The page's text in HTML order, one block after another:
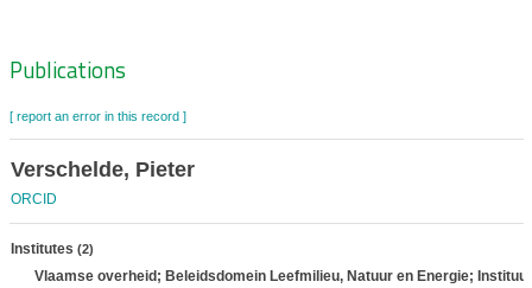
Zoeknavigatie
Publications
[ report an error in this record ]
Verschelde, Pieter
ORCID
Institutes (2)
Vlaamse overheid; Beleidsdomein Leefmilieu, Natuur en Energie; Instituut